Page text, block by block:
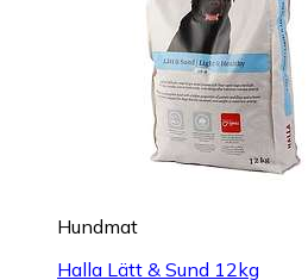
Hundmat
Halla Lätt & Sund 12kg